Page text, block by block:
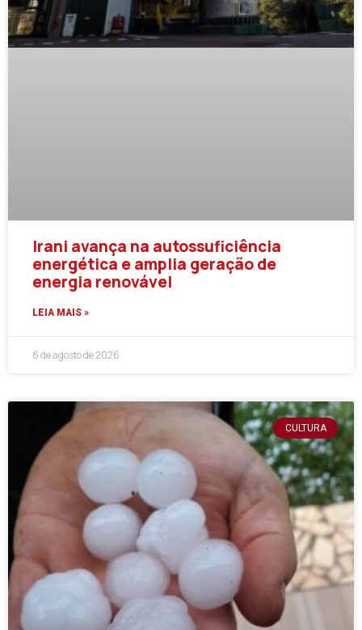
Irani avança na autossuficiência
energética e amplia geração de
energia renovável
LEIA MAIS »
6 de agosto de 2026
CULTURA